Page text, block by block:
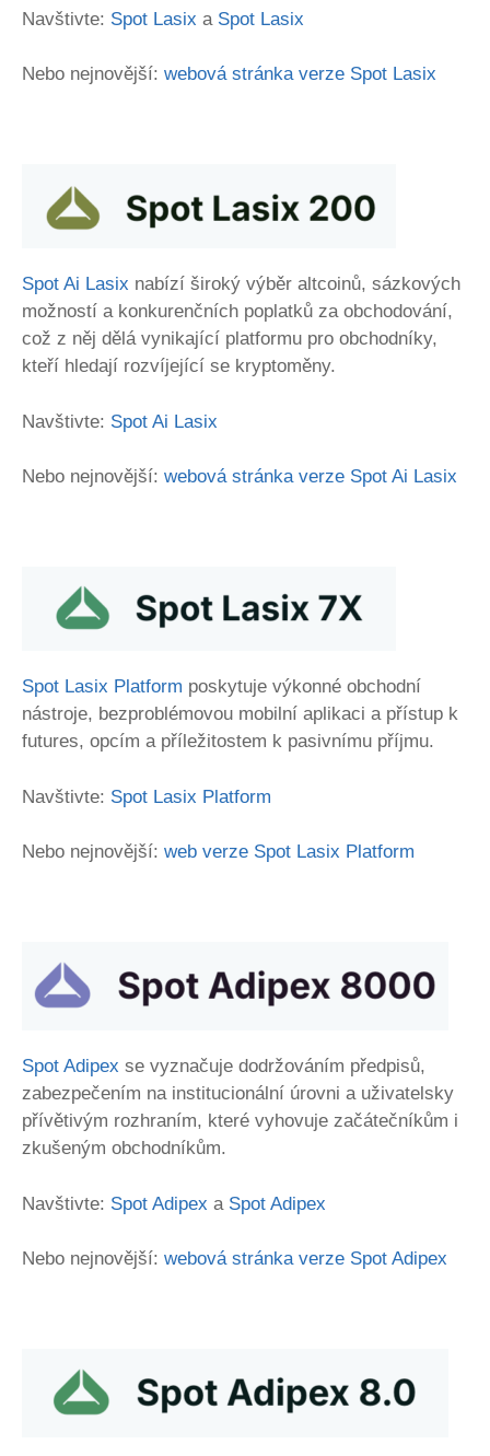
Navštivte: Spot Lasix a Spot Lasix
Nebo nejnovější: webová stránka verze Spot Lasix
Spot Ai Lasix nabízí široký výběr altcoinů, sázkových
možností a konkurenčních poplatků za obchodování,
což z něj dělá vynikající platformu pro obchodníky,
kteří hledají rozvíjející se kryptoměny.
Navštivte: Spot Ai Lasix
Nebo nejnovější: webová stránka verze Spot Ai Lasix
Spot Lasix Platform poskytuje výkonné obchodní
nástroje, bezproblémovou mobilní aplikaci a přístup k
futures, opcím a příležitostem k pasivnímu příjmu.
Navštivte: Spot Lasix Platform
Nebo nejnovější: web verze Spot Lasix Platform
Spot Adipex se vyznačuje dodržováním předpisů,
zabezpečením na institucionální úrovni a uživatelsky
přívětivým rozhraním, které vyhovuje začátečníkům i
zkušeným obchodníkům.
Navštivte: Spot Adipex a Spot Adipex
Nebo nejnovější: webová stránka verze Spot Adipex